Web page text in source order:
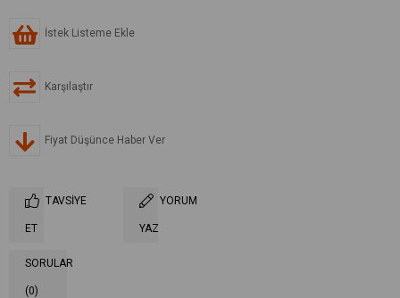
İstek Listeme Ekle
Karşılaştır
Fiyat Düşünce Haber Ver
TAVSIYE
ET
YORUM
YAZ
SORULAR
(0)